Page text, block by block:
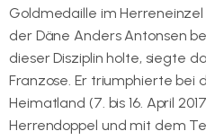
Goldmedaille im
der Däne Anders Antonsen
dieser Disziplin holte, siegte
Franzose. Er triumphierte bei
Heimatland (7. bis 16. April
Herrendoppel und mit dem